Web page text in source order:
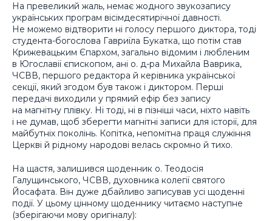
На превеликий жаль, немає жодного звукозапису
українських програм вісімдесятирічної давності.
Не можемо відтворити ні голосу першого диктора, тоді
студента-богослова Гавриїла Букатка, що потім став
Крижевацьким Єпархом, загально відомим і любленим
в Югославії єпископом, ані о. д-ра Михайла Ваврика,
ЧСВВ, першого редактора й керівника української
секції, який згодом був також і диктором. Перші
передачі виходили у прямий ефір без запису
на магнітну плівку. Ні тоді, ні в пізніші часи, ніхто навіть
і не думав, щоб зберегти магнітні записи для історії, для
майбутніх поколінь. Копітка, непомітна праця служіння
Церкві й рідному народові велась скромно й тихо.
На щастя, залишився щоденник о. Теодосія
Галущинського, ЧСВВ, духовника колегії святого
Йосафата. Він дуже дбайливо записував усі щоденні
події. У цьому цінному щоденнику читаємо наступне
(зберігаючи мову оригіналу):